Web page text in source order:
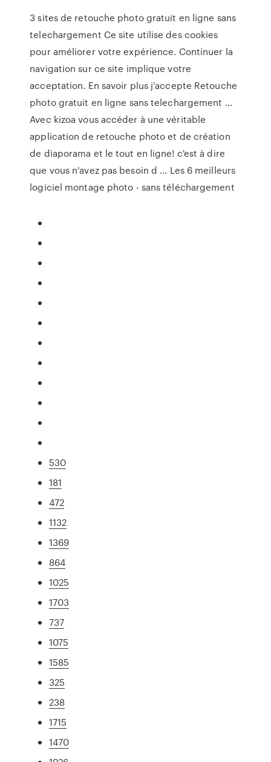
3 sites de retouche photo gratuit en ligne sans
telechargement Ce site utilise des cookies
pour améliorer votre expérience. Continuer la
navigation sur ce site implique votre
acceptation. En savoir plus j'accepte Retouche
photo gratuit en ligne sans telechargement ...
Avec kizoa vous accéder à une véritable
application de retouche photo et de création
de diaporama et le tout en ligne! c'est à dire
que vous n'avez pas besoin d ... Les 6 meilleurs
logiciel montage photo - sans téléchargement
530
181
472
1132
1369
864
1025
1703
737
1075
1585
325
238
1715
1470